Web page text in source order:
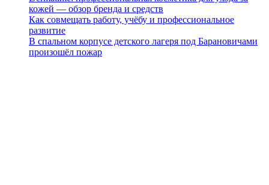
кожей — обзор бренда и средств
Как совмещать работу, учёбу и профессиональное
развитие
В спальном корпусе детского лагеря под Барановичами
произошёл пожар